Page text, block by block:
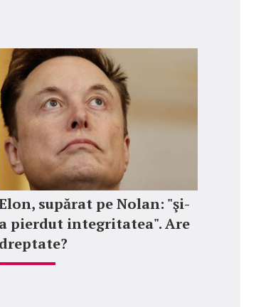
supărat pe Nolan: "şi-
a pierdut integritatea". Are
dreptate?